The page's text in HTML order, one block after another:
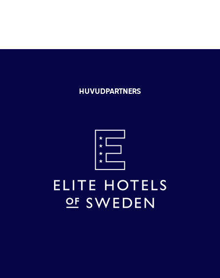
HUVUDPARTNERS